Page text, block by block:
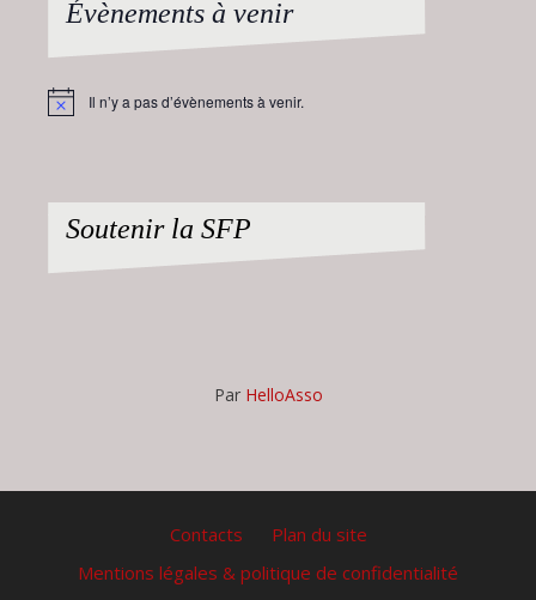
Évènements à venir
Notice Il n’y a pas d’évènements à venir.
Soutenir la SFP
Par HelloAsso
Contacts
Plan du site
Mentions légales & politique de confidentialité